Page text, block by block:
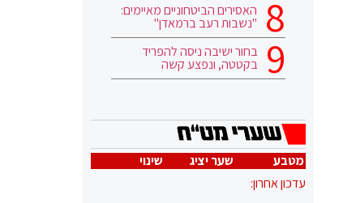
האסירים הביטחוניים מאיימים:
"נשבות רעב ברמאדן"
בחור ישיבה ניסה להפריד
בקטטה, ונפצע קשה
מטבע שער יציג
שינוי
עדכון אחרון: